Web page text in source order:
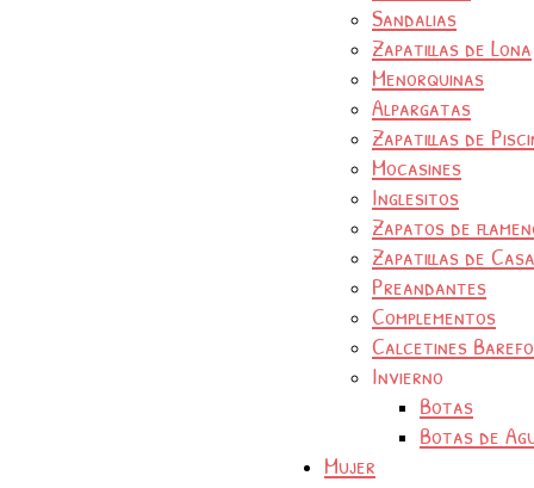
Sandalias
Zapatillas de Lona
Menorquinas
Alpargatas
Zapatillas de
Mocasines
Inglesitos
Zapatos de
Zapatillas de Casa
Preandantes
Complementos
Calcetines
Invierno
Botas
Botas de
Mujer